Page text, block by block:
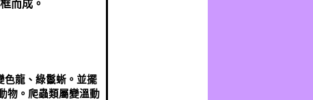
而成。
色龍、綠鬣蜥。並擺
物。爬蟲類屬變溫動